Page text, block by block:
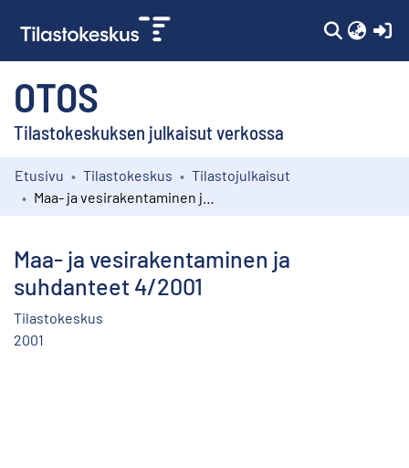
OTOS
Tilastokeskuksen julkaisut verkossa
Kokoelmat
Etusivu Tilastokeskus
Tilastojulkaisut
Maa- ja vesirakentaminen ja
suhdanteet 4/2001
Tilastokeskus
2001